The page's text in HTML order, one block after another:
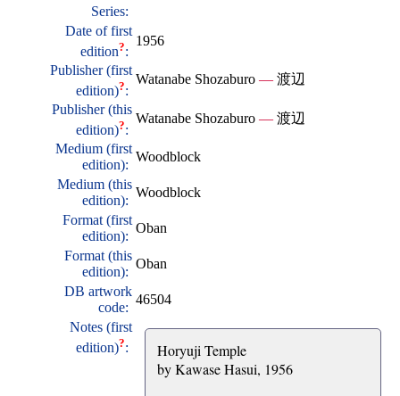
Series:
Date of first
edition?:
1956
Publisher (first
edition)?:
Watanabe Shozaburo — 渡辺
Publisher (this
edition)?:
Watanabe Shozaburo — 渡辺
Medium (first
edition):
Woodblock
Medium (this
edition):
Woodblock
Format (first
edition):
Oban
Format (this
edition):
Oban
DB artwork
code:
46504
Notes (first
edition)?:
Horyuji Temple
by Kawase Hasui, 1956